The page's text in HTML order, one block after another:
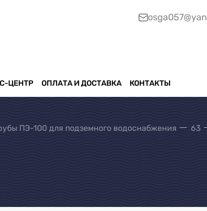
ЦЕНТР ОПЛАТА И ДОСТАВКА КОНТАКТЫ
ПЭ-100 для подземного водоснабжения 63